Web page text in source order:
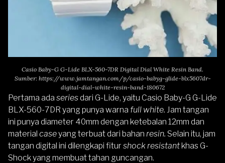
Casio Baby-G G-Lide BLX-560-7DR Digital Dial White Resin Band.
Sumber: https://www.jamtangan.com/p/casio-babyg-glide-blx5607dr-
digital-dial-white-resin-band-180672
Pertama ada seriesdari G-Lide, yaitu Casio Baby-G G-Lide
BLX-560-7DR yang punya warna full white. Jam tangan
ini punya diameter 40mm dengan ketebalan 12mm dan
material caseyang terbuat dari bahan resin. Selain itu, jam
tangan digital ini dilengkapi fitur shock resistantkhas G-
Shock yang membuat tahan guncangan.